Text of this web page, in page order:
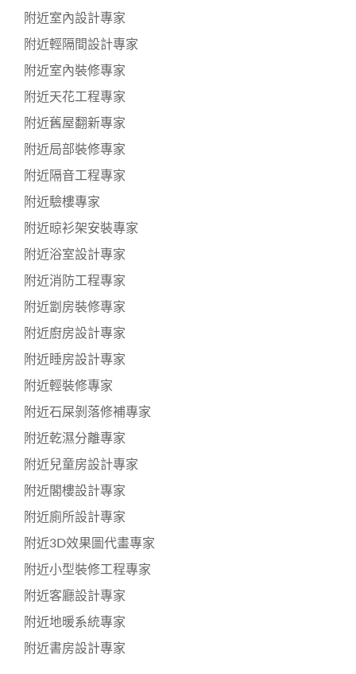
附近室內設計專家
附近輕隔間設計專家
附近室內裝修專家
附近天花工程專家
附近舊屋翻新專家
附近局部裝修專家
附近隔音工程專家
附近驗樓專家
附近晾衫架安裝專家
附近浴室設計專家
附近消防工程專家
附近劏房裝修專家
附近廚房設計專家
附近睡房設計專家
附近輕裝修專家
附近石屎剝落修補專家
附近乾濕分離專家
附近兒童房設計專家
附近閣樓設計專家
附近廁所設計專家
附近3D效果圖代畫專家
附近小型裝修工程專家
附近客廳設計專家
附近地暖系統專家
附近書房設計專家